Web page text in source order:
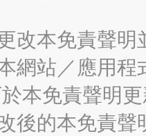
改本免責聲
網站／應用
本免責聲明
後的本免責聲